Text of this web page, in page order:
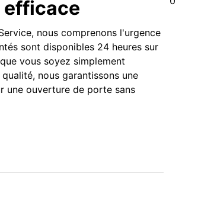
efficace
nous comprenons l'urgence
sont disponibles 24 heures sur
vous soyez simplement
nous garantissons une
une ouverture de porte sans